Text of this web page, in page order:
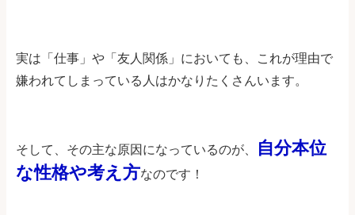
実は「仕事」や「友人関係」においても、これが理由で
嫌われてしまっている人はかなりたくさんいます。
そして、その主な原因になっているのが、
自分本位
な性格や考え方なのです！